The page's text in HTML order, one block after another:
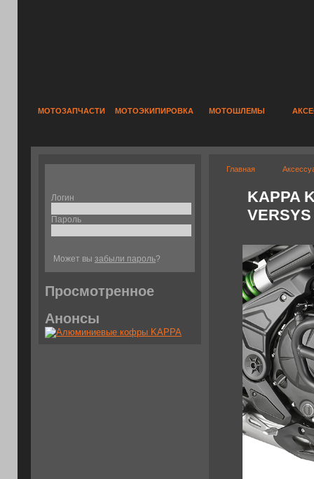
МОТОЗАПЧАСТИ МОТОЭКИПИРОВКА МОТОШЛЕМЫ
Логин
Пароль
Может вы забыли пароль?
Просмотренное
Анонсы
Главная
KAPPA
VERSYS